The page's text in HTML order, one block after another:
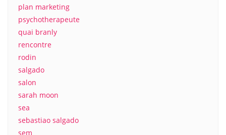
plan marketing
psychotherapeute
quai branly
rencontre
rodin
salgado
salon
sarah moon
sea
sebastiao salgado
sem